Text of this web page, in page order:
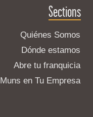
Sections
Quiénes Somos
Dónde estamos
Abre tu franquicia
Muns en Tu Empresa